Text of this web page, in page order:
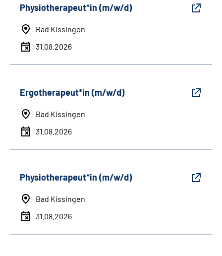
Physiotherapeut*in (m/w/d)
Bad Kissingen
31.08.2026
Ergotherapeut*in (m/w/d)
Bad Kissingen
31.08.2026
Physiotherapeut*in (m/w/d)
Bad Kissingen
31.08.2026